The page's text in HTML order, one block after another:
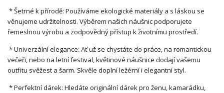
* Šetrné k přírodě: Používáme ekologické materiály a s láskou se
věnujeme udržitelnosti. Výběrem našich náušnic podporujete
řemeslnou výrobu a zodpovědný přístup k životnímu prostředí.
* Univerzální elegance: Ať už se chystáte do práce, na romantickou
večeři, nebo na letní festival, květinové náušnice dodají vašemu
outfitu svěžest a šarm. Skvěle doplní ležérní i elegantní styl.
* Perfektní dárek: Hledáte originální dárek pro ženu, kamarádku,